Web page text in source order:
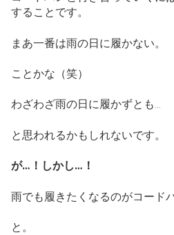
することです。
まあ一番は雨の日に履かない。
ことかな（笑）
わざわざ雨の日に履かずとも…
と思われるかもしれないです。
が…！しかし…！
雨でも履きたくなるのがコード
と。